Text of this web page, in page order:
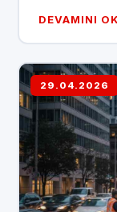
DEVAMINI
29.04.2026